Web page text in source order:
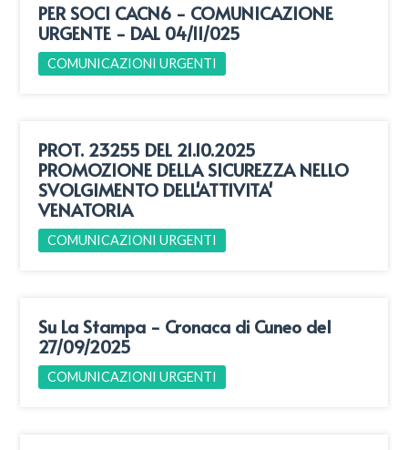
PER SOCI CACN6 - COMUNICAZIONE
URGENTE - DAL 04/11/025
COMUNICAZIONI URGENTI
PROT. 23255 DEL 21.10.2025
PROMOZIONE DELLA SICUREZZA NELLO
SVOLGIMENTO DELL'ATTIVITA'
VENATORIA
COMUNICAZIONI URGENTI
Su La Stampa - Cronaca di Cuneo del
27/09/2025
COMUNICAZIONI URGENTI